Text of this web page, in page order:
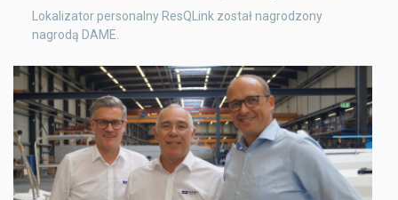
Lokalizator personalny ResQLink został nagrodzony
nagrodą DAME.